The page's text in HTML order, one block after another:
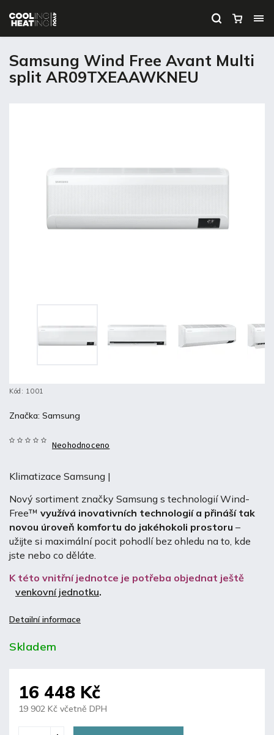
Samsung Wind Free Avant Multi
split AR09TXEAAWKNEU
Kód: 1001
Neohodnoceno
Klimatizace Samsung |
Nový sortiment značky Samsung s technologií Wind-
Free™ využívá inovativních technologií a přináší tak
novou úroveň komfortu do jakéhokoli prostoru –
užijte si maximální pocit pohodlí bez ohledu na to, kde
jste nebo co děláte.
K této vnitřní jednotce je potřeba objednat ještě
venkovní jednotku.
Detailní informace
Značka: Samsung
Skladem
16 448 Kč
19 902 Kč včetně DPH